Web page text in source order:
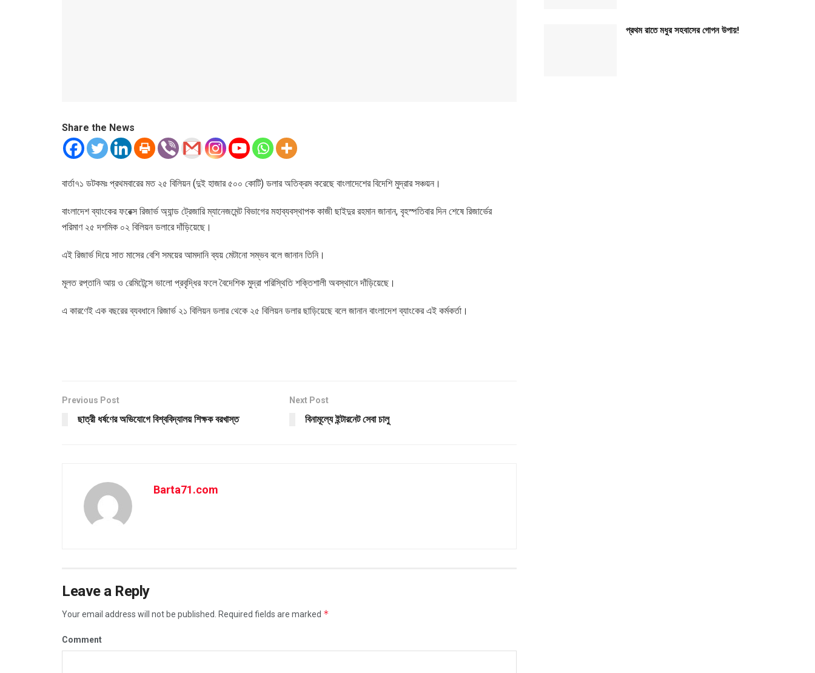
Share the News
বার্তা৭১ ডটকমঃ প্রথমবারের মত ২৫ বিলিয়ন (দুই হাজার ৫০০ কোটি) ডলার অতিক্রম করেছে বাংলাদেশের বিদেশি মুদ্রার সঞ্চয়ন।
বাংলাদেশ ব্যাংকের ফরেক্স রিজার্ভ অ্যান্ড ট্রেজারি ম্যানেজমেন্ট বিভাগের মহাব্যবস্থাপক কাজী ছাইদুর রহমান জানান, বৃহস্পতিবার দিন শেষে রিজার্ভের
পরিমাণ ২৫ দশমিক ০২ বিলিয়ন ডলারে দাঁড়িয়েছে।
এই রিজার্ভ দিয়ে সাত মাসের বেশি সময়ের আমদানি ব্যয় মেটানো সম্ভব বলে জানান তিনি।
মূলত রপ্তানি আয় ও রেমিটেন্সে ভালো প্রবৃদ্ধির ফলে বৈদেশিক মুদ্রা পরিস্থিতি শক্তিশালী অবস্থানে দাঁড়িয়েছে।
এ কারণেই এক বছরের ব্যবধানে রিজার্ভ ২১ বিলিয়ন ডলার থেকে ২৫ বিলিয়ন ডলার ছাড়িয়েছে বলে জানান বাংলাদেশ ব্যাংকের এই কর্মকর্তা।
Previous Post
ছাত্রী ধর্ষণের অভিযোগে বিশ্ববিদ্যালয় শিক্ষক বরখাস্ত
Next Post
বিনামূল্যে ইন্টারনেট সেবা চালু
Barta71.com
Leave a Reply
Your email address will not be published. Required fields are marked *
Comment
প্রথম রাতে মধুর সহবাসের গোপন উপায়!